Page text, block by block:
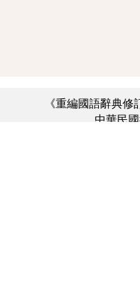
《重編國語辭典
中華民